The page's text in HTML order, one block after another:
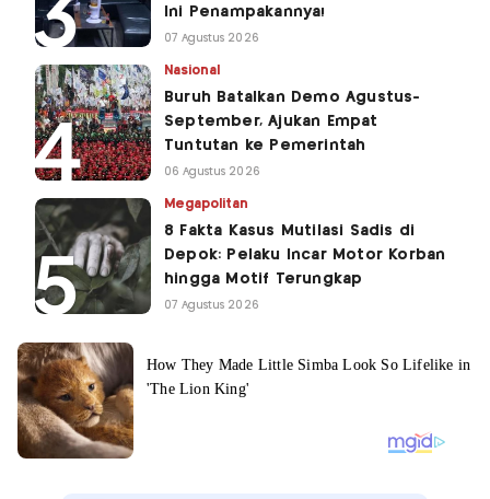
Ini Penampakannya!
07 Agustus 2026
Nasional
Buruh Batalkan Demo Agustus-
September, Ajukan Empat
Tuntutan ke Pemerintah
06 Agustus 2026
Megapolitan
8 Fakta Kasus Mutilasi Sadis di
Depok: Pelaku Incar Motor Korban
hingga Motif Terungkap
07 Agustus 2026